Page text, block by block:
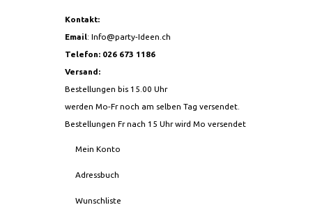
Kontakt:
Email:Info@party-Ideen.ch
Telefon: 026 673 1186
Versand:
Bestellungen bis 15.00 Uhr
werden Mo-Fr noch am selben Tag versendet.
Bestellungen Fr nach 15 Uhr wird Mo versendet
Mein Konto
Adressbuch
Wunschliste